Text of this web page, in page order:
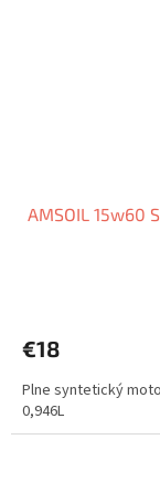
AMSOIL 15w60
€18
Plne syntetický
0,946L